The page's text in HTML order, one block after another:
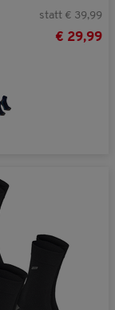
statt € 39,99
€ 29,99